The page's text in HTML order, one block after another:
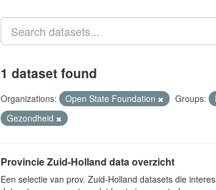
1 dataset found
Organizations: Open State Foundation Groups:
Gezondheid
Provincie Zuid-Holland data overzicht
Een selectie van prov. Zuid-Holland datasets die